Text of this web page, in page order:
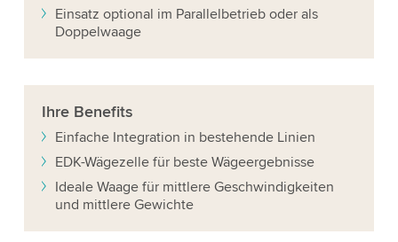
Einsatz optional im Parallelbetrieb oder als
Doppelwaage
Ihre Benefits
Einfache Integration in bestehende Linien
EDK-Wägezelle für beste Wägeergebnisse
Ideale Waage für mittlere Geschwindigkeiten
und mittlere Gewichte